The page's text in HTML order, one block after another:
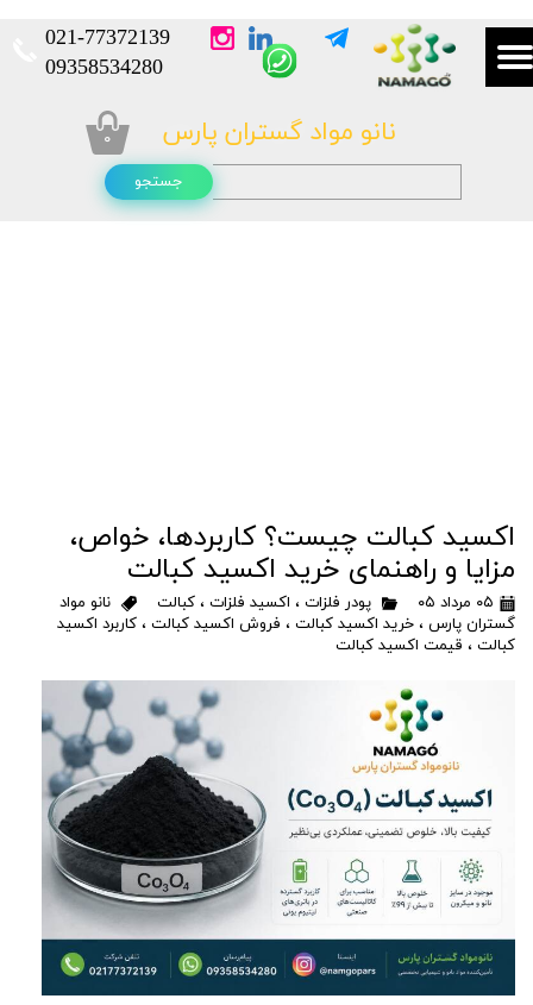
نانو مواد گستران پارس
021-77372139​​​​​​​
​​​​​​​09358534280
جستجو
۰
اکسید کبالت چیست؟ کاربردها، خواص،
مزایا و راهنمای خرید اکسید کبالت
۰۵ مرداد ۰۵ پودر فلزات ، اکسید فلزات ، کبالت
نانو مواد
گستران پارس ، خرید اکسید کبالت ، فروش اکسید کبالت ، کاربرد اکسید
کبالت ، قیمت اکسید کبالت